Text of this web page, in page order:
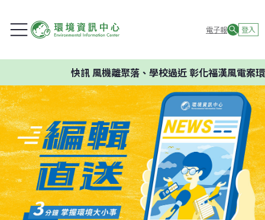
電子報 登入
快訊風機離聚落、學校過近 彰化福漢風電案環